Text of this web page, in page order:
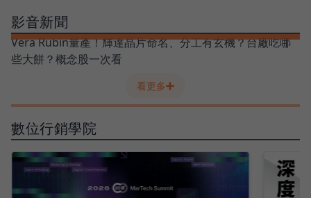
影音新聞
Vera Rubin量產！輝達晶片命名、分工有玄機？台廠吃哪
些大餅？概念股一次看
看更多
數位行銷學院